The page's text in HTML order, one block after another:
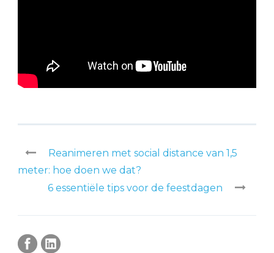
Reanimeren met social distance van 1,5
meter: hoe doen we dat?
6 essentiële tips voor de feestdagen